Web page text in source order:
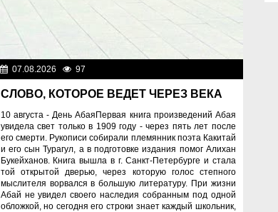
07.08.2026 97
СЛОВО, КОТОРОЕ ВЕДЕТ ЧЕРЕЗ ВЕКА
10 августа - День АбаяПервая книга произведений Абая
увидела свет только в 1909 году - через пять лет после
его смерти. Рукописи собирали племянник поэта Какитай
и его сын Турагул, а в подготовке издания помог Алихан
Букейханов. Книга вышла в г. Санкт-Петербурге и стала
той открытой дверью, через которую голос степного
мыслителя ворвался в большую литературу. При жизни
Абай не увидел своего наследия собранным под одной
обложкой, но сегодня его строки знает каждый школьник,